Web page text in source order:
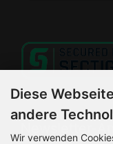
Newsletter-
Diese
andere
Wir verwenden